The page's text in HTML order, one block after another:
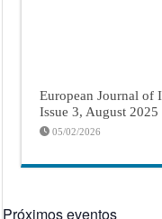
European Journal of
Issue 3, August 2025
05/02/2026
Próximos eventos